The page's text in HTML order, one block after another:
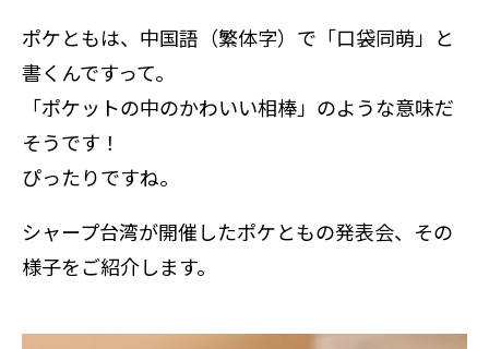
ポケともは、中国語（繁体字）で「口袋同萌」と
書くんですって。
「ポケットの中のかわいい相棒」のような意味だ
そうです！
ぴったりですね。
シャープ台湾が開催したポケともの発表会、その
様子をご紹介します。